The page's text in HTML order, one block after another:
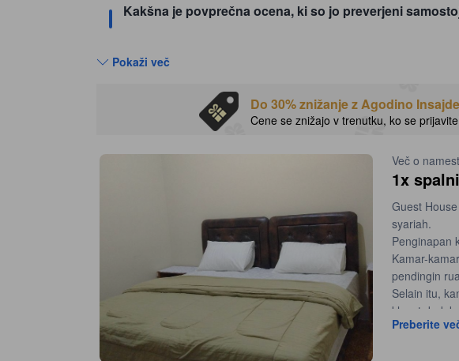
Kakšna je povprečna ocena, ki so jo preverjeni
Pokaži več
Do 30% znižanje z Agodino
Cene se znižajo v trenutku, ko se
Več o
1x
Guest
syariah.
Penginapan
Kamar-
pendingin
Selain itu,
kloset
Preberite